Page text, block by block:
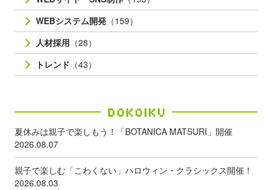
WEBシステム開発 （159）
人材採用 （28）
トレンド （43）
Dokoiku
夏休みは親子で楽しもう！「BOTANICA MATSURI」開催
2026.08.07
親子で楽しむ「こわくない」ハロウィン・クラシックス開催！
2026.08.03